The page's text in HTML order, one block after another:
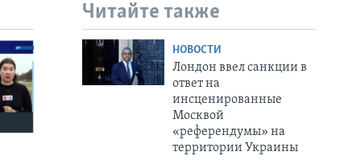
Читайте также
НОВОСТИ
Лондон ввел санкции в
ответ на
инсценированные
Москвой
«референдумы» на
территории Украины